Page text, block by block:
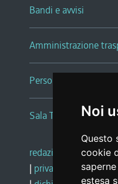
Noi
Questo
cookie
estesa
Bandi e avvisi
Amministrazione
Persone e Uffici
Sala Tiziano Tessitori
redazione web |
| privacy
social